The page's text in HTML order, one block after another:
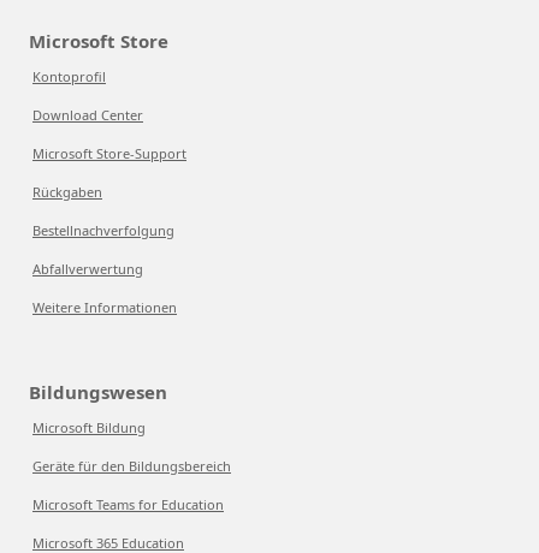
Microsoft Store
Kontoprofil
Download Center
Microsoft Store-Support
Rückgaben
Bestellnachverfolgung
Abfallverwertung
Weitere Informationen
Bildungswesen
Microsoft Bildung
Geräte für den Bildungsbereich
Microsoft Teams for Education
Microsoft 365 Education